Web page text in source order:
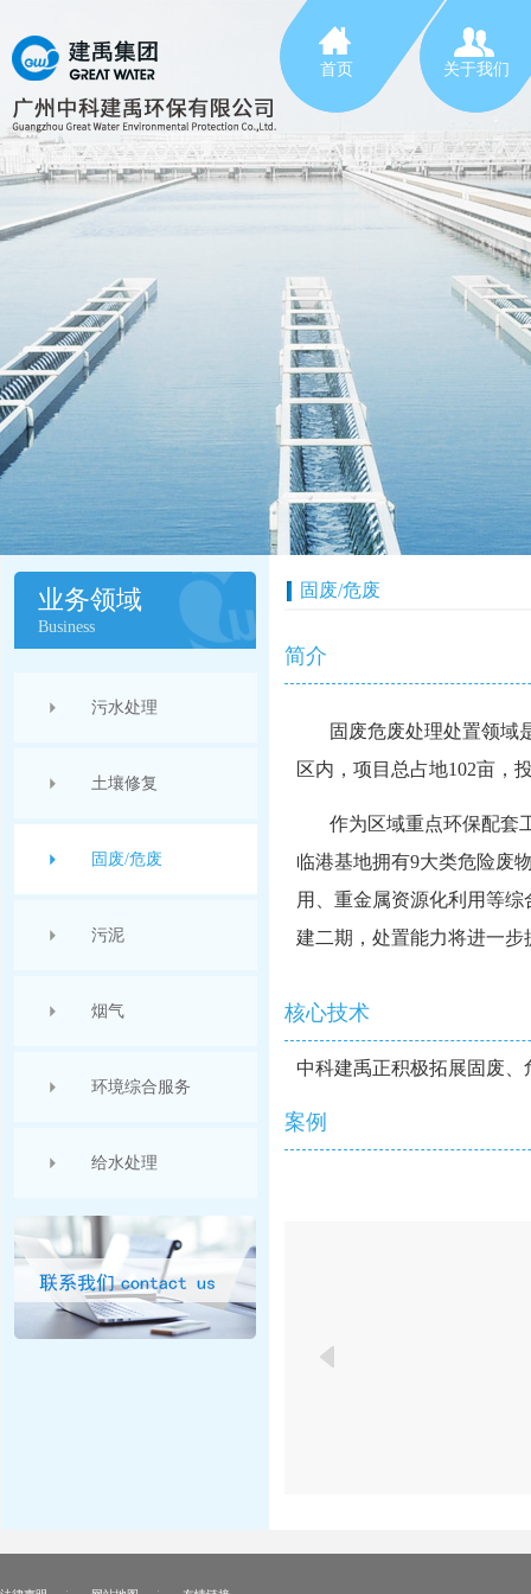
首页 关于我们
业务领域
Business
污水处理
土壤修复
固废/危废
污泥
烟气
环境综合服务
给水处理
固废/危废
简介
固废危废处理处置领域
区内，项目总占地102亩，
作为区域重点环保配套
临港基地拥有9大类危险废
用、重金属资源化利用等
建二期，处置能力将进一步
核心技术
中科建禹正积极拓展固废
案例